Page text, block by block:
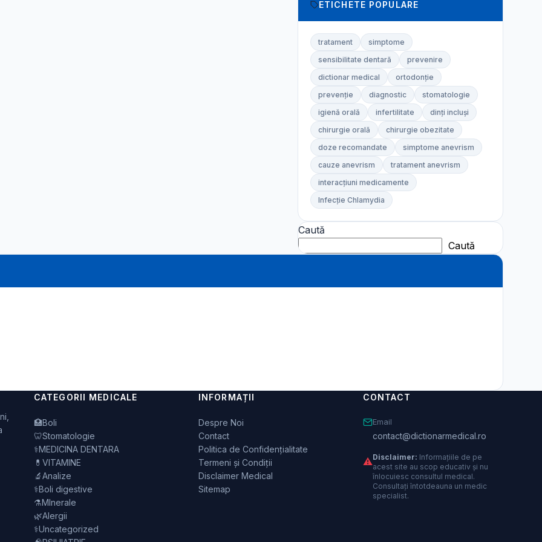
ETICHETE POPULARE
tratament
simptome
sensibilitate dentară
prevenire
dictionar medical
ortodonție
prevenție
diagnostic
stomatologie
igienă orală
infertilitate
dinți incluși
chirurgie orală
chirurgie obezitate
doze recomandate
simptome anevrism
cauze anevrism
tratament anevrism
interacțiuni medicamente
Infecție Chlamydia
Caută
Caută
CATEGORII MEDICALE
🏥Boli
🦷Stomatologie
⚕️MEDICINA DENTARA
💊 VITAMINE
🔬Analize
⚕️Boli digestive
⚗️MInerale
🌿Alergii
⚕️Uncategorized
INFORMAȚII
Despre Noi
Contact
Politica de Confidențialitate
Termeni și Condiții
Disclaimer Medical
Sitemap
CONTACT
Email
contact@dictionarmedical.ro
⚠️Disclaimer: Informațiile de pe
acest site au scop educativ și nu
înlocuiesc consultul medical.
Consultați întotdeauna un medic
specialist.